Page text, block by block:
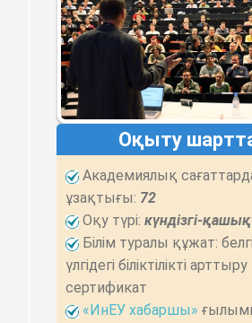
Оқыту
ұзақтығы: 72
Оқу түрі: күндізгі-
үлгідегі біліктілікті
сертификат
«ИнЕУ хабаршы»